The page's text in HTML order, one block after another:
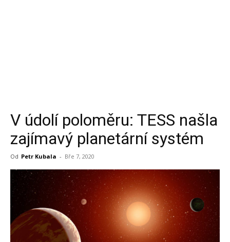
V údolí poloměru: TESS našla
zajímavý planetární systém
Od Petr Kubala - Bře 7, 2020